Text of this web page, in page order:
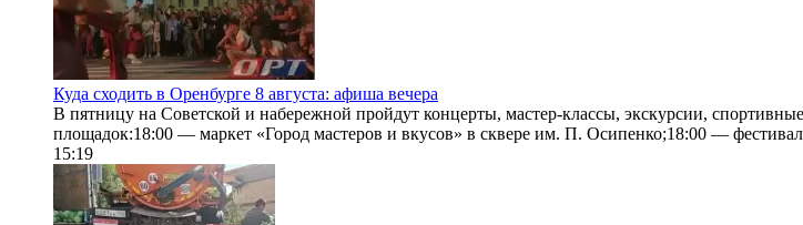
Куда сходить в Оренбурге 8 августа: афиша вечера
В пятницу на Советской и набережной пройдут концерты, мастер-классы, экскурсии,
площадок:18:00 — маркет «Город мастеров и вкусов» в сквере им. П. Осипенко;18:00 —
15:19